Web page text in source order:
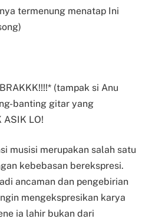
termenung menatap Ini
(tampak si Anu
banting gitar yang
LO!
musisi merupakan salah satu
kebebasan berekspresi.
ancaman dan pengebirian
mengekspresikan karya
ia lahir bukan dari